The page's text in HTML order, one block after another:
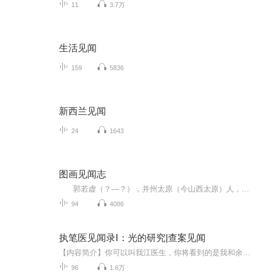
11 3.7万
生活见闻
159 5836
新西兰见闻
24 1643
图画见闻志
94 4086
执笔医见闻录Ⅰ：光的研究|查案见闻
96 1.6万